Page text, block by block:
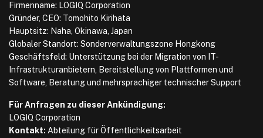
Firmenname: LOGIQ Corporation
Gründer, CEO: Tomohito Kirihata
Hauptsitz: Naha, Okinawa, Japan
Globaler Standort: Sonderverwaltungszone Hongkong
Geschäftsfeld: Unterstützung bei der Migration von IT-
Infrastrukturanbietern, Bereitstellung von Plattformen und
Software, Beratung und mehrsprachiger technischer Support
Für Anfragen zu dieser Ankündigung:
LOGIQ Corporation
Kontakt: Abteilung für Öffentlichkeitsarbeit